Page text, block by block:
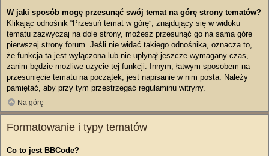
W jaki sposób mogę przesunąć swój temat na górę strony tematów?
Klikając odnośnik “Przesuń temat w górę”, znajdujący się w widoku
tematu zazwyczaj na dole strony, możesz przesunąć go na samą górę
pierwszej strony forum. Jeśli nie widać takiego odnośnika, oznacza to,
że funkcja ta jest wyłączona lub nie upłynął jeszcze wymagany czas,
zanim będzie możliwe użycie tej funkcji. Innym, łatwym sposobem na
przesunięcie tematu na początek, jest napisanie w nim posta. Należy
pamiętać, aby przy tym przestrzegać regulaminu witryny.
Na górę
Formatowanie i typy tematów
Co to jest BBCode?